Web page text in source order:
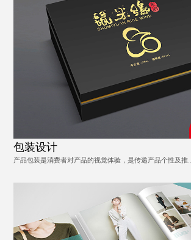
包装设计
产品包装是消费者对产品的视觉体验，是传递产品个性及推...